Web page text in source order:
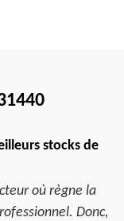
stocks de
où règne la
Donc,